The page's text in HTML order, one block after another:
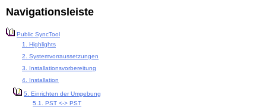
Navigationsleiste
Public SyncTool
1. Highlights
2. Systemvorraussetzungen
3. Installationsvorbereitung
4. Installation
5. Einrichten der Umgebung
5.1. PST <-> PST